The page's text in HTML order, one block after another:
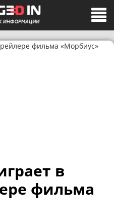
в
фильма